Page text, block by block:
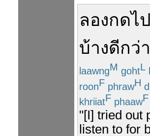
ลองกดไ
บ้างดีกว่า
laawngM gohtL
roonF phrawH
khriiatF phaawF
"[I] tried out
listen to for